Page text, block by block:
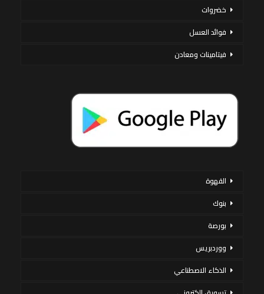
خضروات
فوائد العسل
فيتامينات ومعادن
القهوة
بنوك
بورصة
ووردبريس
الذكاء الاصطناعي